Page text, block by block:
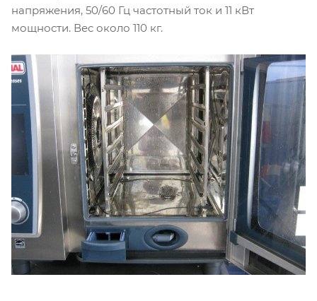
напряжения, 50/60 Гц частотный ток и 11 кВт
мощности. Вес около 110 кг.